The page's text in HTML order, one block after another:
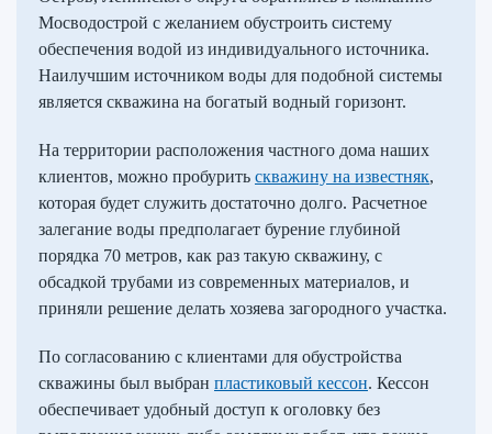
Мосводострой с желанием обустроить систему
обеспечения водой из индивидуального источника.
Наилучшим источником воды для подобной системы
является скважина на богатый водный горизонт.
На территории расположения частного дома наших
клиентов, можно пробурить скважину на известняк,
которая будет служить достаточно долго. Расчетное
залегание воды предполагает бурение глубиной
порядка 70 метров, как раз такую скважину, с
обсадкой трубами из современных материалов, и
приняли решение делать хозяева загородного участка.
По согласованию с клиентами для обустройства
скважины был выбран пластиковый кессон. Кессон
обеспечивает удобный доступ к оголовку без